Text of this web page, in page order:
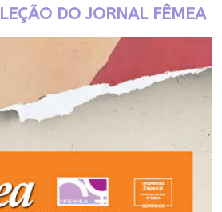
DO JORNAL FÊMEA